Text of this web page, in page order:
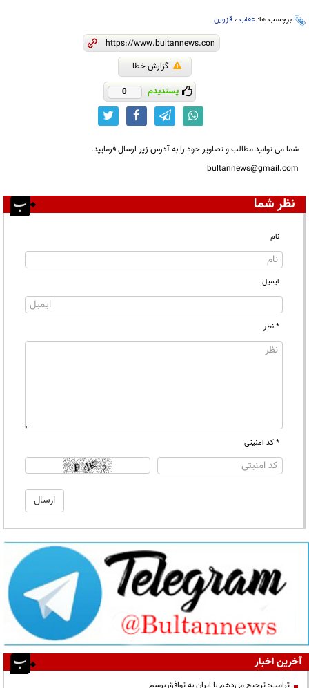
برچسب ها: عقاب ، قزوین
گزارش خطا
پسندیدم 0
شما می توانید مطالب و تصاویر خود را به آدرس زیر ارسال فرمایید.
bultannews@gmail.com
نظر شما
نام
ایمیل
* نظر
* کد امنیتی
آخرین اخبار
ترامپ: ترجیح می‌دهم با ایران به توافق برسم